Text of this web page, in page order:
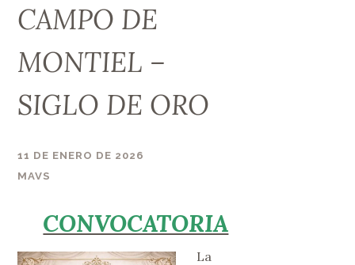
CAMPO DE
MONTIEL –
SIGLO DE ORO
11 DE ENERO DE 2026
MAVS
CONVOCATORIA
La